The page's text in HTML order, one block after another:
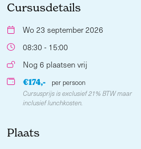
Cursusdetails
Wo 23 september 2026
08:30 - 15:00
Nog 6 plaatsen vrij
€174,-
per persoon
Cursusprijs is exclusief 21% BTW maar
inclusief lunchkosten.
Plaats